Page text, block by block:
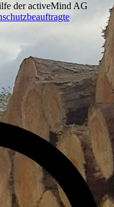
der activeMind AG